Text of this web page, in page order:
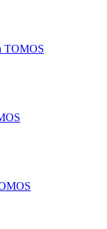
TOMOS